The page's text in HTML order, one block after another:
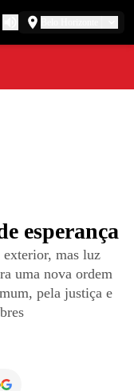
esperança
mas luz
uma nova ordem
pela justiça e